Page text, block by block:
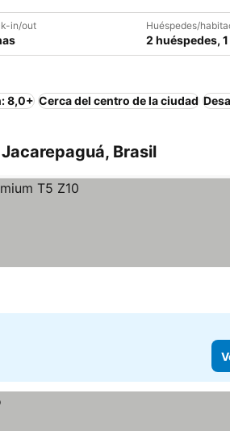
in/out Huéspedes/
2 huéspedes,
8,0+ Cerca del centro de la ciudad
Brasil